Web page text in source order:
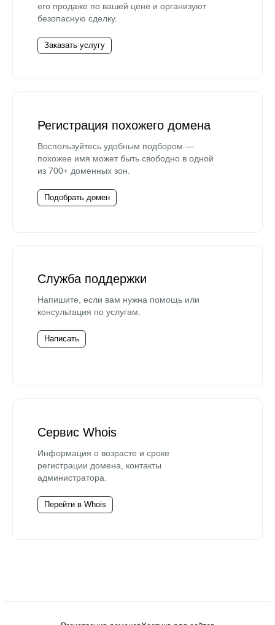
его продаже по вашей цене и организуют
безопасную сделку.
Заказать услугу
Регистрация похожего домена
Воспользуйтесь удобным подбором —
похожее имя может быть свободно в одной
из 700+ доменных зон.
Подобрать домен
Служба поддержки
Напишите, если вам нужна помощь или
консультация по услугам.
Написать
Сервис Whois
Информация о возрасте и сроке
регистрации домена, контакты
администратора.
Перейти в Whois